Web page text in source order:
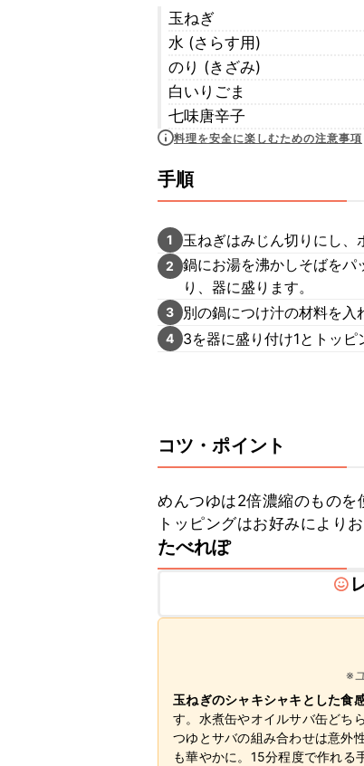
玉ねぎ
水 (さらす用)
のり (きざみ)
白いりごま
七味唐辛子
料理を安全に楽しむための注意事項
手順
1 玉ねぎはみじん切りにし、
2
鍋にお湯を沸かしそばをパ
り、器に盛ります。
3 別の鍋につけ汁の材料を入
4 3を器に盛り付け1とトッピ
コツ・ポイント
めんつゆは2倍濃縮のものを
トッピングはお好みにより
たべれぽ
※
玉ねぎのシャキシャキとした食
す。水煮缶やオイルサバ缶どち
つゆとサバの組み合わせは意外
も華やかに。15分程度で作れる